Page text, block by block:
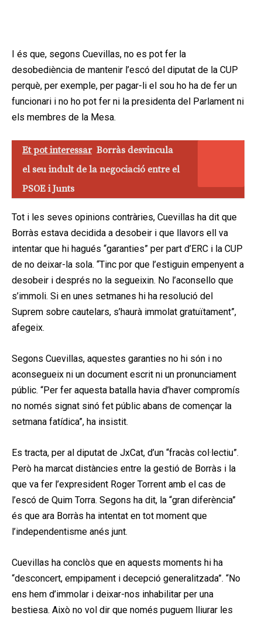
I és que, segons Cuevillas, no es pot fer la
desobediència de mantenir l’escó del diputat de la CUP
perquè, per exemple, per pagar-li el sou ho ha de fer un
funcionari i no ho pot fer ni la presidenta del Parlament ni
els membres de la Mesa.
Et pot interessar Borràs desvincula
el seu indult de la negociació entre el
PSOE i Junts
Tot i les seves opinions contràries, Cuevillas ha dit que
Borràs estava decidida a desobeir i que llavors ell va
intentar que hi hagués “garanties” per part d’ERC i la CUP
de no deixar-la sola. “Tinc por que l’estiguin empenyent a
desobeir i després no la segueixin. No l’aconsello que
s’immoli. Si en unes setmanes hi ha resolució del
Suprem sobre cautelars, s’haurà immolat gratuïtament”,
afegeix.
Segons Cuevillas, aquestes garanties no hi són i no
aconsegueix ni un document escrit ni un pronunciament
públic. “Per fer aquesta batalla havia d’haver compromís
no només signat sinó fet públic abans de començar la
setmana fatídica”, ha insistit.
Es tracta, per al diputat de JxCat, d’un “fracàs col·lectiu”.
Però ha marcat distàncies entre la gestió de Borràs i la
que va fer l’expresident Roger Torrent amb el cas de
l’escó de Quim Torra. Segons ha dit, la “gran diferència”
és que ara Borràs ha intentat en tot moment que
l’independentisme anés junt.
Cuevillas ha conclòs que en aquests moments hi ha
“desconcert, empipament i decepció generalitzada”. “No
ens hem d’immolar i deixar-nos inhabilitar per una
bestiesa. Això no vol dir que només puguem lliurar les